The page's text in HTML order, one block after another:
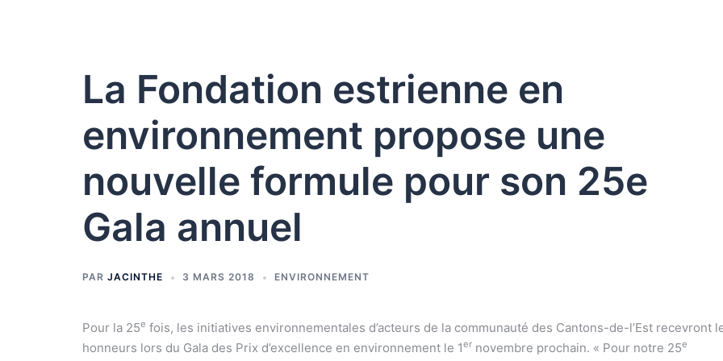
La Fondation estrienne en
environnement propose une
nouvelle formule pour son 25e
Gala annuel
PAR JACINTHE 3 MARS 2018 ENVIRONNEMENT
Pour la 25e fois, les initiatives environnementales d’acteurs de la communauté des Cantons-de-l’Est recevront
honneurs lors du Gala des Prix d’excellence en environnement le 1er novembre prochain. « Pour notre 25e